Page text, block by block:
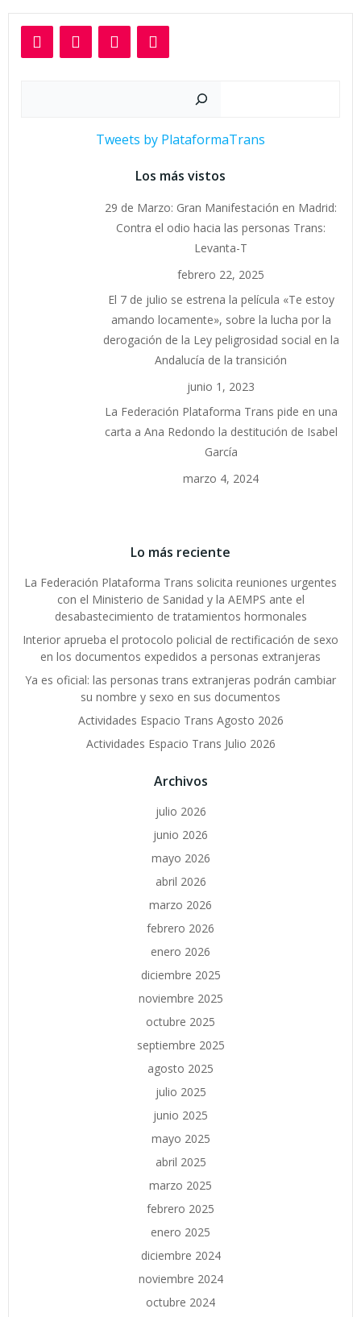
Tweets by PlataformaTrans
Los más vistos
29 de Marzo: Gran Manifestación en Madrid:
Contra el odio hacia las personas Trans:
Levanta-T
febrero 22, 2025
El 7 de julio se estrena la película «Te estoy
amando locamente», sobre la lucha por la
derogación de la Ley peligrosidad social en la
Andalucía de la transición
junio 1, 2023
La Federación Plataforma Trans pide en una
carta a Ana Redondo la destitución de Isabel
García
marzo 4, 2024
Lo más reciente
La Federación Plataforma Trans solicita reuniones urgentes
con el Ministerio de Sanidad y la AEMPS ante el
desabastecimiento de tratamientos hormonales
Interior aprueba el protocolo policial de rectificación de sexo
en los documentos expedidos a personas extranjeras
Ya es oficial: las personas trans extranjeras podrán cambiar
su nombre y sexo en sus documentos
Actividades Espacio Trans Agosto 2026
Actividades Espacio Trans Julio 2026
Archivos
julio 2026
junio 2026
mayo 2026
abril 2026
marzo 2026
febrero 2026
enero 2026
diciembre 2025
noviembre 2025
octubre 2025
septiembre 2025
agosto 2025
julio 2025
junio 2025
mayo 2025
abril 2025
marzo 2025
febrero 2025
enero 2025
diciembre 2024
noviembre 2024
octubre 2024